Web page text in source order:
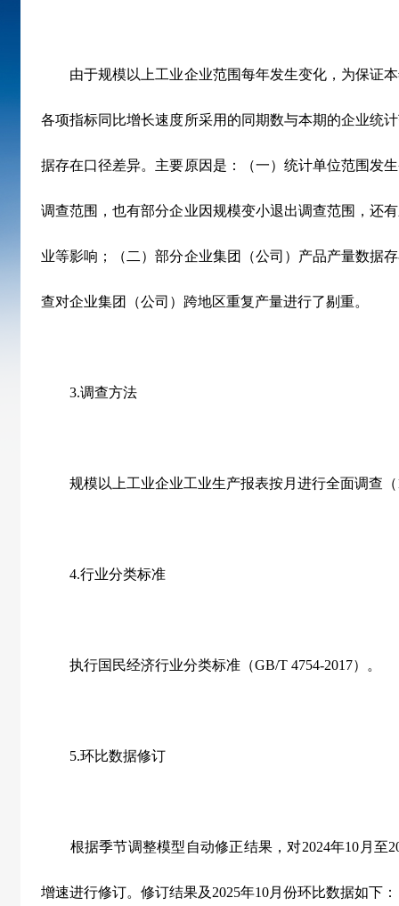
由于规模以上工业企业范围每年发生变化，为保证本
各项指标同比增长速度所采用的同期数与本期的企业统
据存在口径差异。主要原因是：（一）统计单位范围发
调查范围，也有部分企业因规模变小退出调查范围，还
业等影响；（二）部分企业集团（公司）产品产量数据
查对企业集团（公司）跨地区重复产量进行了剔重。
3.调查方法
规模以上工业企业工业生产报表按月进行全面调查（
4.行业分类标准
执行国民经济行业分类标准 （GB/T 4754-2017） 。
5.环比数据修订
根据季节调整模型自动修正结果，对2024年10月至
增速进行修订。修订结果及2025年10月份环比数据如下：